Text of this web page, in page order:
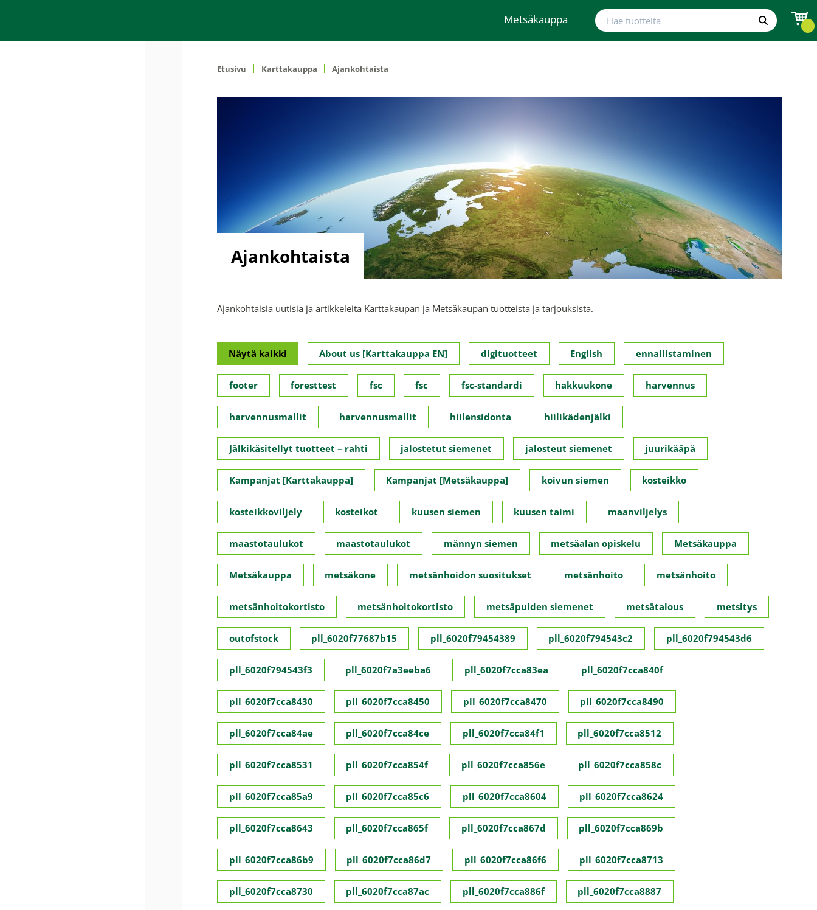
Metsäkauppa
Hae tuotteita
Hae
Etusivu Karttakauppa Ajankohtaista
Ajankohtaista
Ajankohtaisia uutisia ja artikkeleita Karttakaupan ja Metsäkaupan tuotteista ja tarjouksista.
Näytä kaikki About us [Karttakauppa EN] digituotteet English ennallistaminen
footer foresttest fsc fsc fsc-standardi hakkuukone harvennus
harvennusmallit harvennusmallit hiilensidonta hiilikädenjälki
Jälkikäsitellyt tuotteet – rahti jalostetut siemenet jalosteut siemenet juurikääpä
Kampanjat [Karttakauppa] Kampanjat [Metsäkauppa] koivun siemen kosteikko
kosteikkoviljely kosteikot kuusen siemen kuusen taimi maanviljelys
maastotaulukot maastotaulukot männyn siemen metsäalan opiskelu Metsäkauppa
Metsäkauppa metsäkone metsänhoidon suositukset metsänhoito metsänhoito
metsänhoitokortisto metsänhoitokortisto metsäpuiden siemenet metsätalous metsitys
outofstock pll_6020f77687b15 pll_6020f79454389 pll_6020f794543c2 pll_6020f794543d6
pll_6020f794543f3 pll_6020f7a3eeba6 pll_6020f7cca83ea pll_6020f7cca840f
pll_6020f7cca8430 pll_6020f7cca8450 pll_6020f7cca8470 pll_6020f7cca8490
pll_6020f7cca84ae pll_6020f7cca84ce pll_6020f7cca84f1 pll_6020f7cca8512
pll_6020f7cca8531 pll_6020f7cca854f pll_6020f7cca856e pll_6020f7cca858c
pll_6020f7cca85a9 pll_6020f7cca85c6 pll_6020f7cca8604 pll_6020f7cca8624
pll_6020f7cca8643 pll_6020f7cca865f pll_6020f7cca867d pll_6020f7cca869b
pll_6020f7cca86b9 pll_6020f7cca86d7 pll_6020f7cca86f6 pll_6020f7cca8713
pll_6020f7cca8730 pll_6020f7cca87ac pll_6020f7cca886f pll_6020f7cca8887